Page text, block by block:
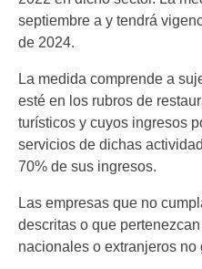
septiembre a y tendrá
de 2024.
La medida comprende a
esté en los rubros de
turísticos y cuyos ingresos
servicios de dichas
70% de sus ingresos.
Las empresas que no
descritas o que
nacionales o extranjeros